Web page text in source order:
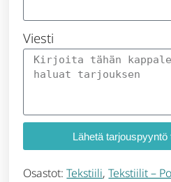
Viesti
Lähetä
Osastot:Tekstiili,Tekstiilit –